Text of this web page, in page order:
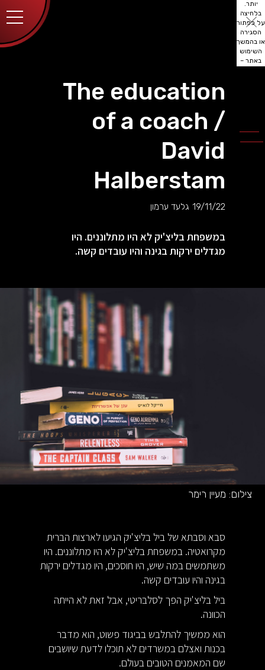
יותר.
בלחיצה
על כפתור
הסגירה
או בהמשך
השימוש
באתר –
The education
of a coach /
David
Halberstam
19/11/22 גלעד ערמון
במשפחת בליצ'יק לא היו מתלוננים. היו
מגדלים ירקות בגינה והיו עובדים קשה.
צילום: מעיין רימר
סבא וסבתא של ביל בליצ'יק הגיעו לארצות הברית
מקרואטיה. במשפחת בליצ'יק לא היו מתלוננים. היו
משתמשים במה שיש, היו חוסכים, היו מגדלים ירקות
בגינה והיו עובדים קשה.
ביל בליצ'יק הפך לסלבריטי, אבל זאת לא הייתה
הכוונה.
הוא ממשיך להתלבש בביגוד פשוט, הוא מדבר
בכנות ואצלם במשרדים לא תוכלו לדעת שיושבים
שם המאמנים הטובים בעולם.